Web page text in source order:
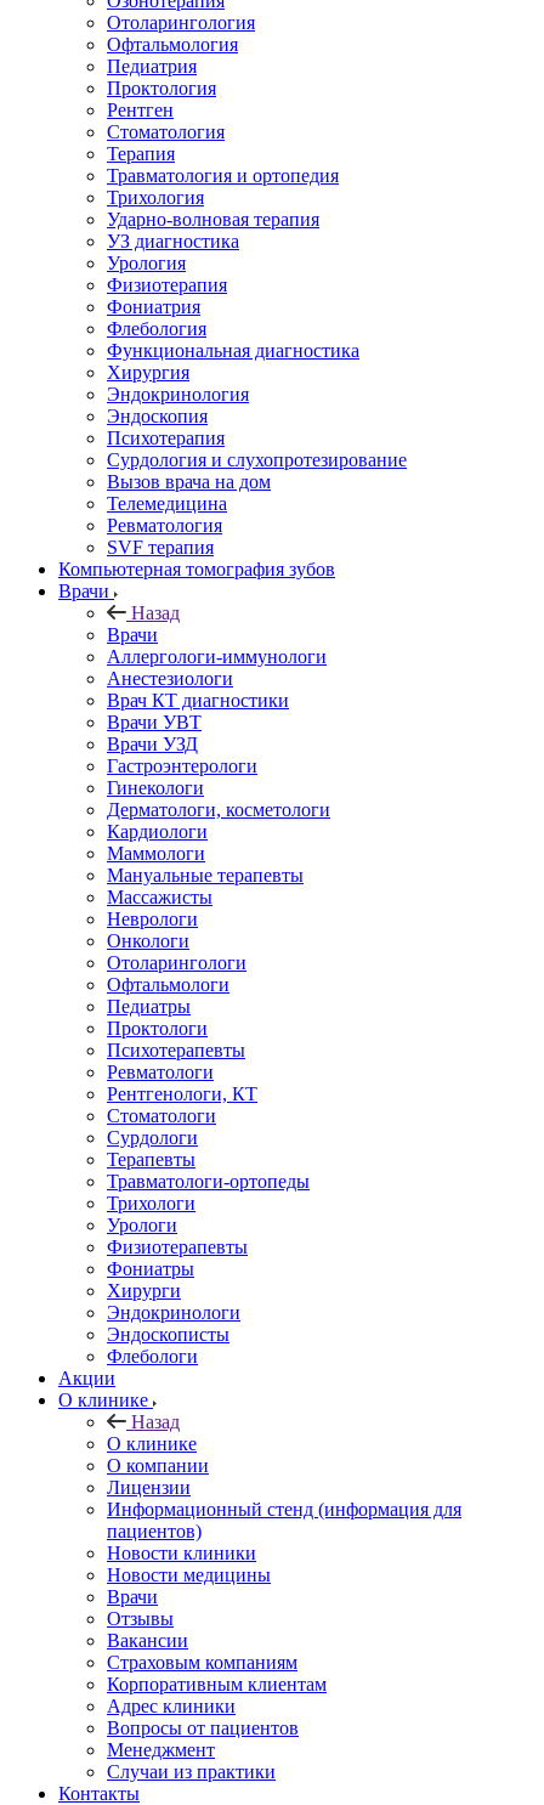
Отоларингология
Офтальмология
Педиатрия
Проктология
Рентген
Стоматология
Терапия
Травматология и ортопедия
Трихология
Ударно-волновая терапия
УЗ диагностика
Урология
Физиотерапия
Фониатрия
Флебология
Функциональная диагностика
Хирургия
Эндокринология
Эндоскопия
Психотерапия
Сурдология и слухопротезирование
Вызов врача на дом
Телемедицина
Ревматология
SVF терапия
Компьютерная томография зубов
Врачи
Назад
Врачи
Аллергологи-иммунологи
Анестезиологи
Врач КТ диагностики
Врачи УВТ
Врачи УЗД
Гастроэнтерологи
Гинекологи
Дерматологи, косметологи
Кардиологи
Маммологи
Мануальные терапевты
Массажисты
Неврологи
Онкологи
Отоларингологи
Офтальмологи
Педиатры
Проктологи
Психотерапевты
Ревматологи
Рентгенологи, КТ
Стоматологи
Сурдологи
Терапевты
Травматологи-ортопеды
Трихологи
Урологи
Физиотерапевты
Фониатры
Хирурги
Эндокринологи
Эндоскописты
Флебологи
Акции
О клинике
Назад
О клинике
О компании
Лицензии
Информационный стенд (информация для
пациентов)
Новости клиники
Новости медицины
Врачи
Отзывы
Вакансии
Страховым компаниям
Корпоративным клиентам
Адрес клиники
Вопросы от пациентов
Менеджмент
Случаи из практики
Контакты